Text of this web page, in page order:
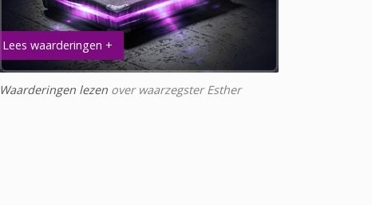
Lees waarderingen +
Waarderingen lezen over waarzegster Esther